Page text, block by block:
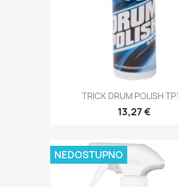
TRICK DRUM POLISH
13,27 €
NEDOSTUPNO